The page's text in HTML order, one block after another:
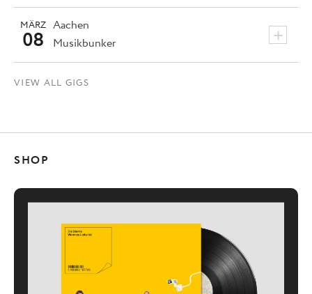
Aachen +
MÄRZ
08 Musikbunker
VIEW ALL GIGS
SHOP